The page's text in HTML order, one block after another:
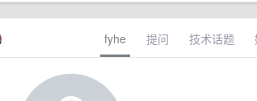
fyhe 提问 技术话题